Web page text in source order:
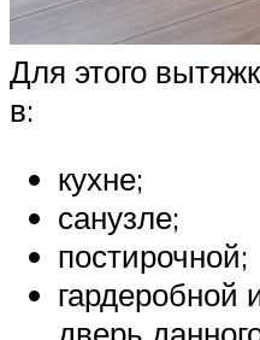
Для этого
в:
кухне;
санузле;
постирочной;
гардеробной